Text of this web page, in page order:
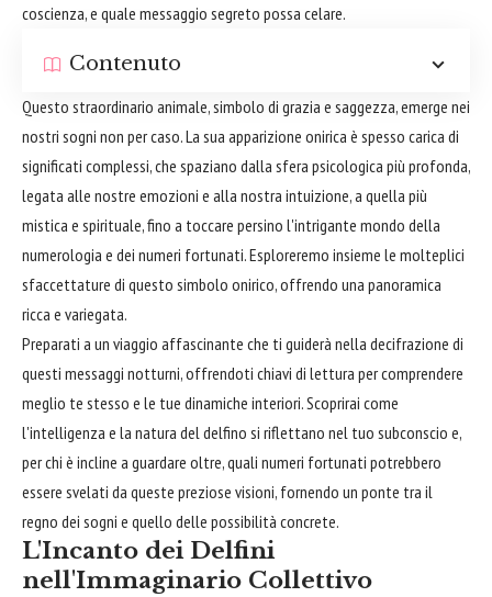
coscienza, e quale messaggio segreto possa celare.
Contenuto
Questo straordinario animale, simbolo di grazia e saggezza, emerge nei
nostri sogni non per caso. La sua apparizione onirica è spesso carica di
significati complessi, che spaziano dalla sfera psicologica più profonda,
legata alle nostre emozioni e alla nostra intuizione, a quella più
mistica e spirituale, fino a toccare persino l'intrigante mondo della
numerologia e dei numeri fortunati. Esploreremo insieme le molteplici
sfaccettature di questo simbolo onirico, offrendo una panoramica
ricca e variegata.
Preparati a un viaggio affascinante che ti guiderà nella decifrazione di
questi messaggi notturni, offrendoti chiavi di lettura per comprendere
meglio te stesso e le tue dinamiche interiori. Scoprirai come
l'intelligenza e la natura del delfino si riflettano nel tuo subconscio e,
per chi è incline a guardare oltre, quali numeri fortunati potrebbero
essere svelati da queste preziose visioni, fornendo un ponte tra il
regno dei sogni e quello delle possibilità concrete.
L'Incanto dei Delfini
nell'Immaginario Collettivo